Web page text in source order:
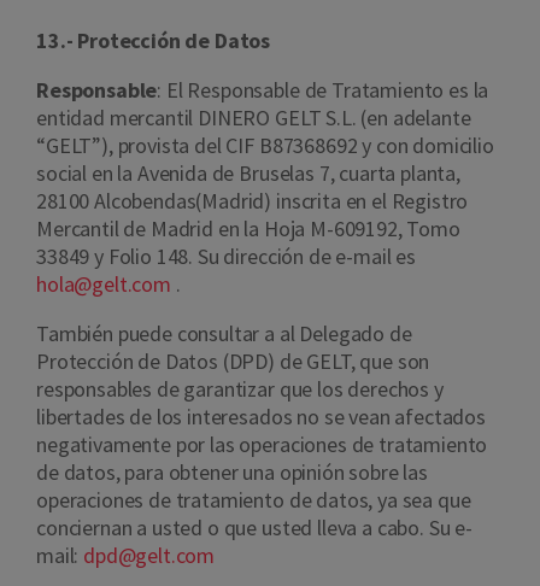
13.- Protección de Datos
Responsable: El Responsable de Tratamiento es la
entidad mercantil DINERO GELT S.L. (en adelante
“GELT”), provista del CIF B87368692 y con domicilio
social en la Avenida de Bruselas 7, cuarta planta,
28100 Alcobendas(Madrid) inscrita en el Registro
Mercantil de Madrid en la Hoja M-609192, Tomo
33849 y Folio 148. Su dirección de e-mail es
hola@gelt.com .
También puede consultar a al Delegado de
Protección de Datos (DPD) de GELT, que son
responsables de garantizar que los derechos y
libertades de los interesados ​​no se vean afectados
negativamente por las operaciones de tratamiento
de datos, para obtener una opinión sobre las
operaciones de tratamiento de datos, ya sea que
conciernan a usted o que usted lleva a cabo. Su e-
mail: dpd@gelt.com